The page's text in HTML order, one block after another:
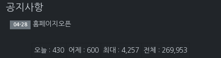
공지사항
04-28 홈페이지오픈
접속자집계
오늘 : 430 어제 : 600 최대 : 4,257 전체 : 269,953